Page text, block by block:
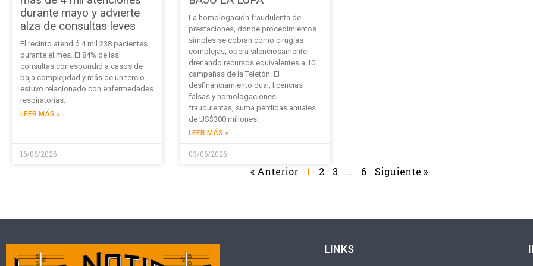
durante mayo y advierte
alza de consultas leves
El recinto atendió 4 mil 238 pacientes
durante el mes. El 84% de las
consultas correspondió a casos de
baja complejidad y más de un tercio
estuvo relacionado con enfermedades
respiratorias.
LEER MÁS »
16/06/2026
La homologación fraudulenta de
prestaciones, donde procedimientos
simples se cobran como cirugías
complejas, opera silenciosamente
drenando recursos equivalentes a 10
campañas de la Teletón. El
desfinanciamiento dual, licencias
falsas y homologaciones
fraudulentas, suma pérdidas anuales
de US$300 millones.
LEER MÁS »
03/06/2026
« Anterior 1 2 3 … 6 Siguiente »
LINKS